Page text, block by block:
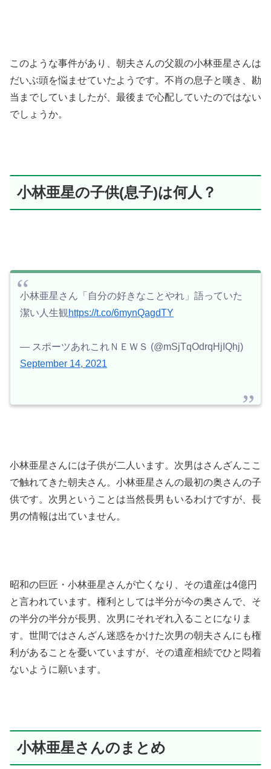
このような事件があり、朝夫さんの父親の小林亜星さんは
だいぶ頭を悩ませていたようです。不肖の息子と嘆き、勘
当までしていましたが、最後まで心配していたのではない
でしょうか。
小林亜星の子供(息子)は何人？
小林亜星さん「自分の好きなことやれ」語っていた
潔い人生観https://t.co/6mynQagdTY
— スポーツあれこれＮＥＷＳ (@mSjTqOdrqHjIQhj)
September 14, 2021
小林亜星さんには子供が二人います。次男はさんざんここ
で触れてきた朝夫さん。小林亜星さんの最初の奥さんの子
供です。次男ということは当然長男もいるわけですが、長
男の情報は出ていません。
昭和の巨匠・小林亜星さんが亡くなり、その遺産は4億円
と言われています。権利としては半分が今の奥さんで、そ
の半分の半分が長男、次男にそれぞれ入ることになりま
す。世間ではさんざん迷惑をかけた次男の朝夫さんにも権
利があることを憂いていますが、その遺産相続でひと悶着
ないように願います。
小林亜星さんのまとめ